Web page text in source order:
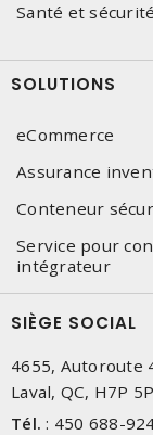
Santé et sécurité
SOLUTIONS
eCommerce
Assurance
Conteneur
Service pour
intégrateur
SIÈGE SOCIAL
4655, Autoroute
Laval, QC, H7P
Tél. : 450 688-